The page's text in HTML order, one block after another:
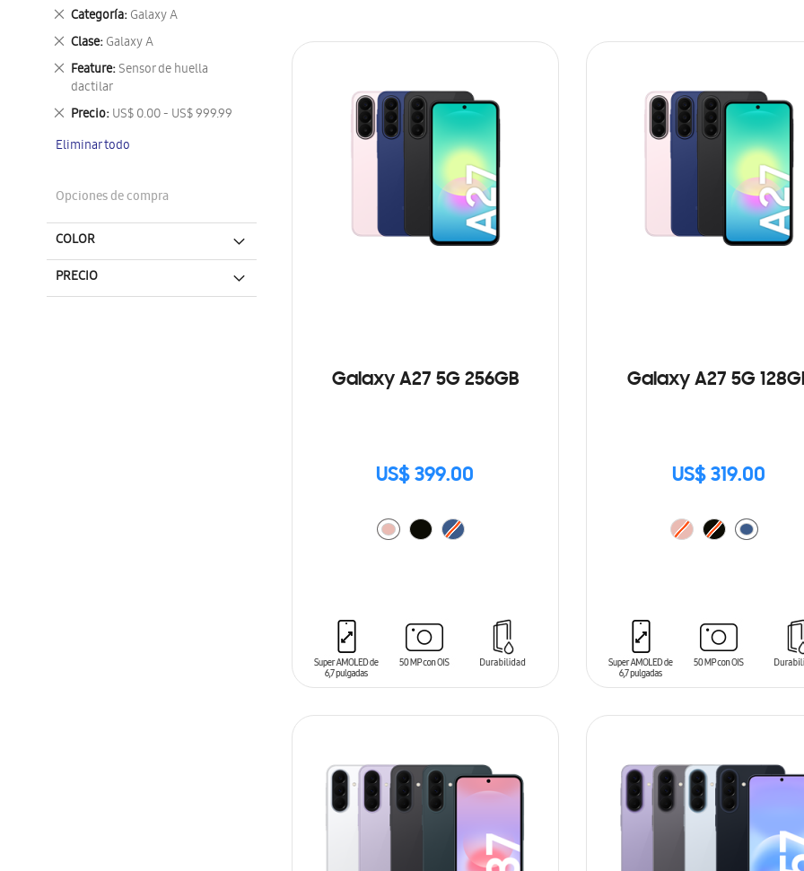
Galaxy A27 5G 256GB
US$ 399.00
Galaxy A27 5G
US$ 319.00
Categoría Galaxy A
Eliminar
este
artículo
Clase Galaxy A
Eliminar
este
artículo
Feature Sensor de huella
dactilar
Eliminar
este
artículo
Precio US$ 0.00 - US$ 999.99
Eliminar
artículo
Eliminar todo
Opciones de compra
COLOR
PRECIO